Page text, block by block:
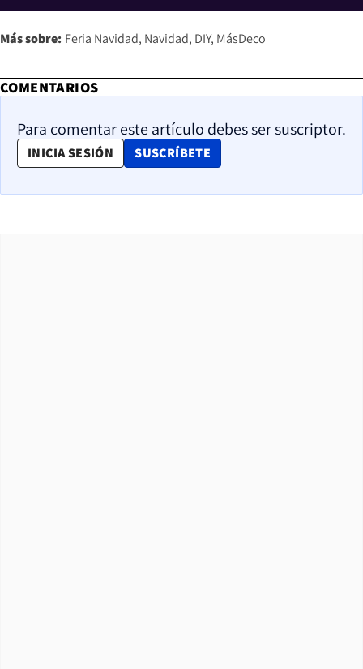
Más sobre: Feria Navidad Navidad DIY MásDeco
COMENTARIOS
Para comentar este artículo debes ser suscriptor.
INICIA SESIÓN SUSCRÍBETE
OPENS IN NEW WINDOW